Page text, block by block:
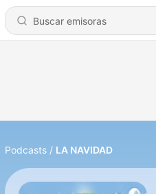
Podcasts LA NAVIDAD